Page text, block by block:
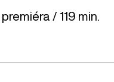
/ 119 min.